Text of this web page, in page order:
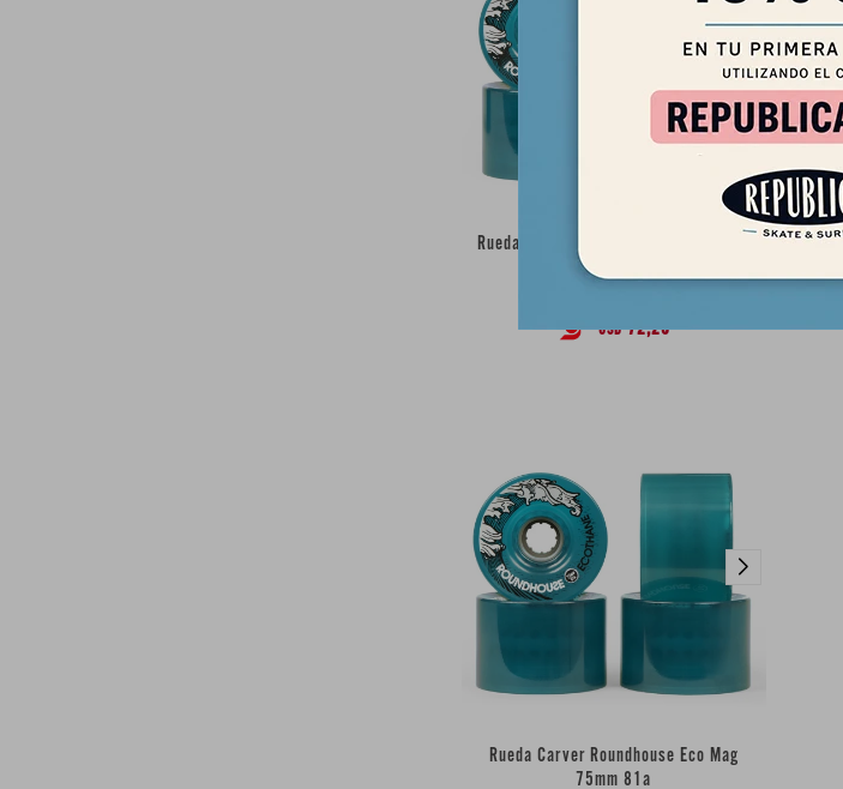
Rueda Roundhouse By Carver Mag Eco
70mm 81a
USD 72,25
Rueda Carver Roundhouse Eco Mag
75mm 81a